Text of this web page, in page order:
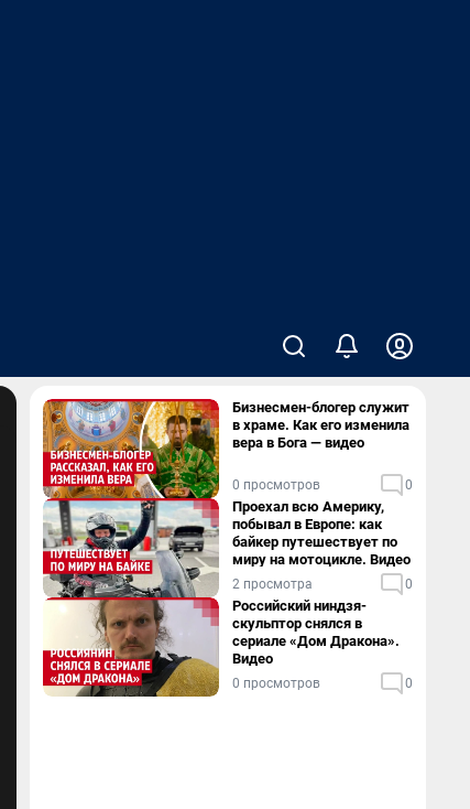
Бизнесмен-блогер служит
в храме. Как его изменила
вера в Бога — видео
0 просмотров 0
Проехал всю Америку,
побывал в Европе: как
байкер путешествует по
миру на мотоцикле. Видео
2 просмотра 0
Российский ниндзя-
скульптор снялся в
сериале «Дом Дракона».
Видео
0 просмотров 0